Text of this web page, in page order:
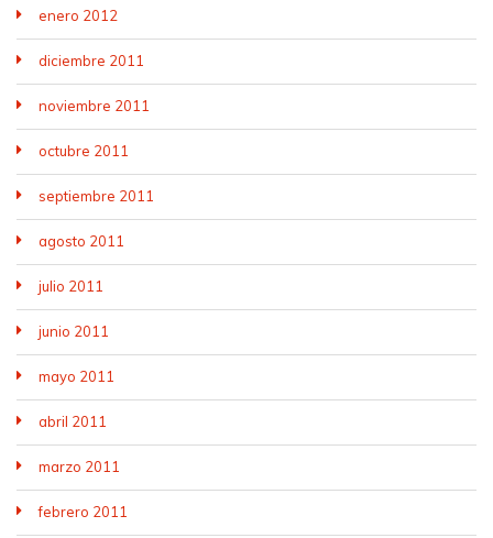
enero 2012
diciembre 2011
noviembre 2011
octubre 2011
septiembre 2011
agosto 2011
julio 2011
junio 2011
mayo 2011
abril 2011
marzo 2011
febrero 2011